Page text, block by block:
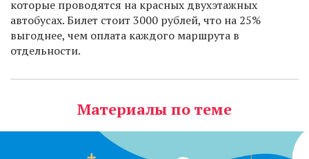
которые проводятся на красных двухэтажных
автобусах. Билет стоит 3000 рублей, что на 25%
выгоднее, чем оплата каждого маршрута в
отдельности.
Материалы по теме